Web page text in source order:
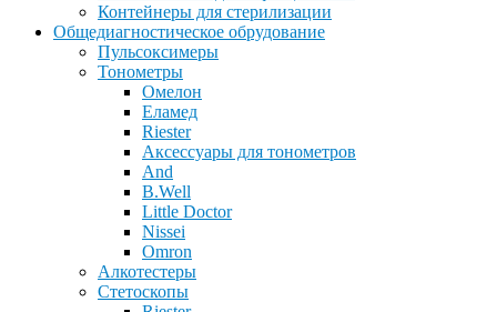
Контейнеры для стерилизации
Общедиагностическое обрудование
Пульсоксимеры
Тонометры
Омелон
Еламед
Riester
Аксессуары для тонометров
And
B.Well
Little Doctor
Nissei
Omron
Алкотестеры
Стетоскопы